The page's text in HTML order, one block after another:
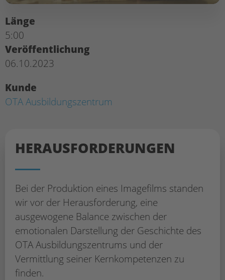
Länge
5:00
Veröffentlichung
06.10.2023
Kunde
OTA Ausbildungszentrum
HERAUS­FORDERUNGEN
Bei der Produktion eines Imagefilms standen
wir vor der Herausforderung, eine
ausgewogene Balance zwischen der
emotionalen Darstellung der Geschichte des
OTA Ausbildungszentrums und der
Vermittlung seiner Kernkompetenzen zu
finden.